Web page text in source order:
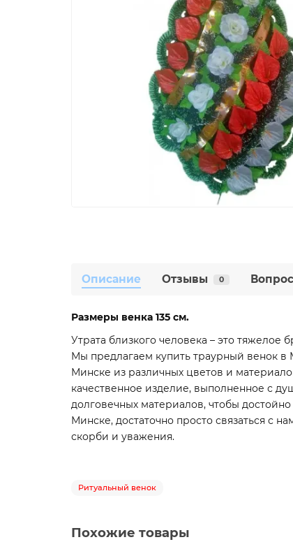
Описание Отзывы 0
Размеры венка 135 см.
Утрата близкого человека – это
Мы предлагаем купить траурный венок
Минске из различных цветов и
качественное изделие, выполненное с
долговечных материалов, чтобы
Минске, достаточно просто связаться с
скорби и уважения.
Ритуальный венок
Похожие товары